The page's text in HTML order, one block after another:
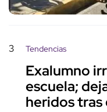
3 Tendencias
Exalumno
escuela;
heridos tras